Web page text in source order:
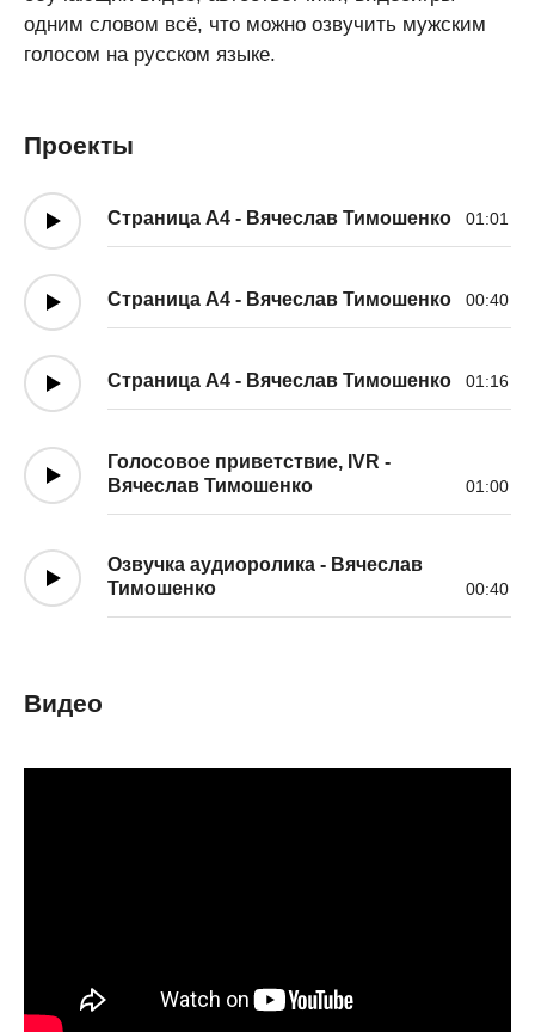
одним словом всё, что можно озвучить мужским
голосом на русском языке.
Проекты
Страница A4 - Вячеслав Тимошенко 01:01
Страница A4 - Вячеслав Тимошенко 00:40
Страница A4 - Вячеслав Тимошенко 01:16
Голосовое приветствие, IVR -
Вячеслав Тимошенко
01:00
Озвучка аудиоролика - Вячеслав
Тимошенко
00:40
Видео